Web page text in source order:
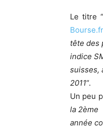
Le titre
Bourse.fr
tête des
indice
suisses,
2011“.
Un peu
la 2ème
année